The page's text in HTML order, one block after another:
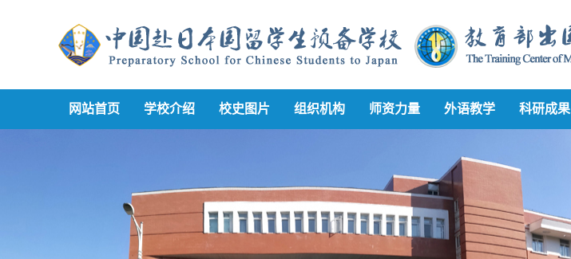
网站首页 学校介绍 校史图片 组织机构 师资力量 外语教学 科研成果